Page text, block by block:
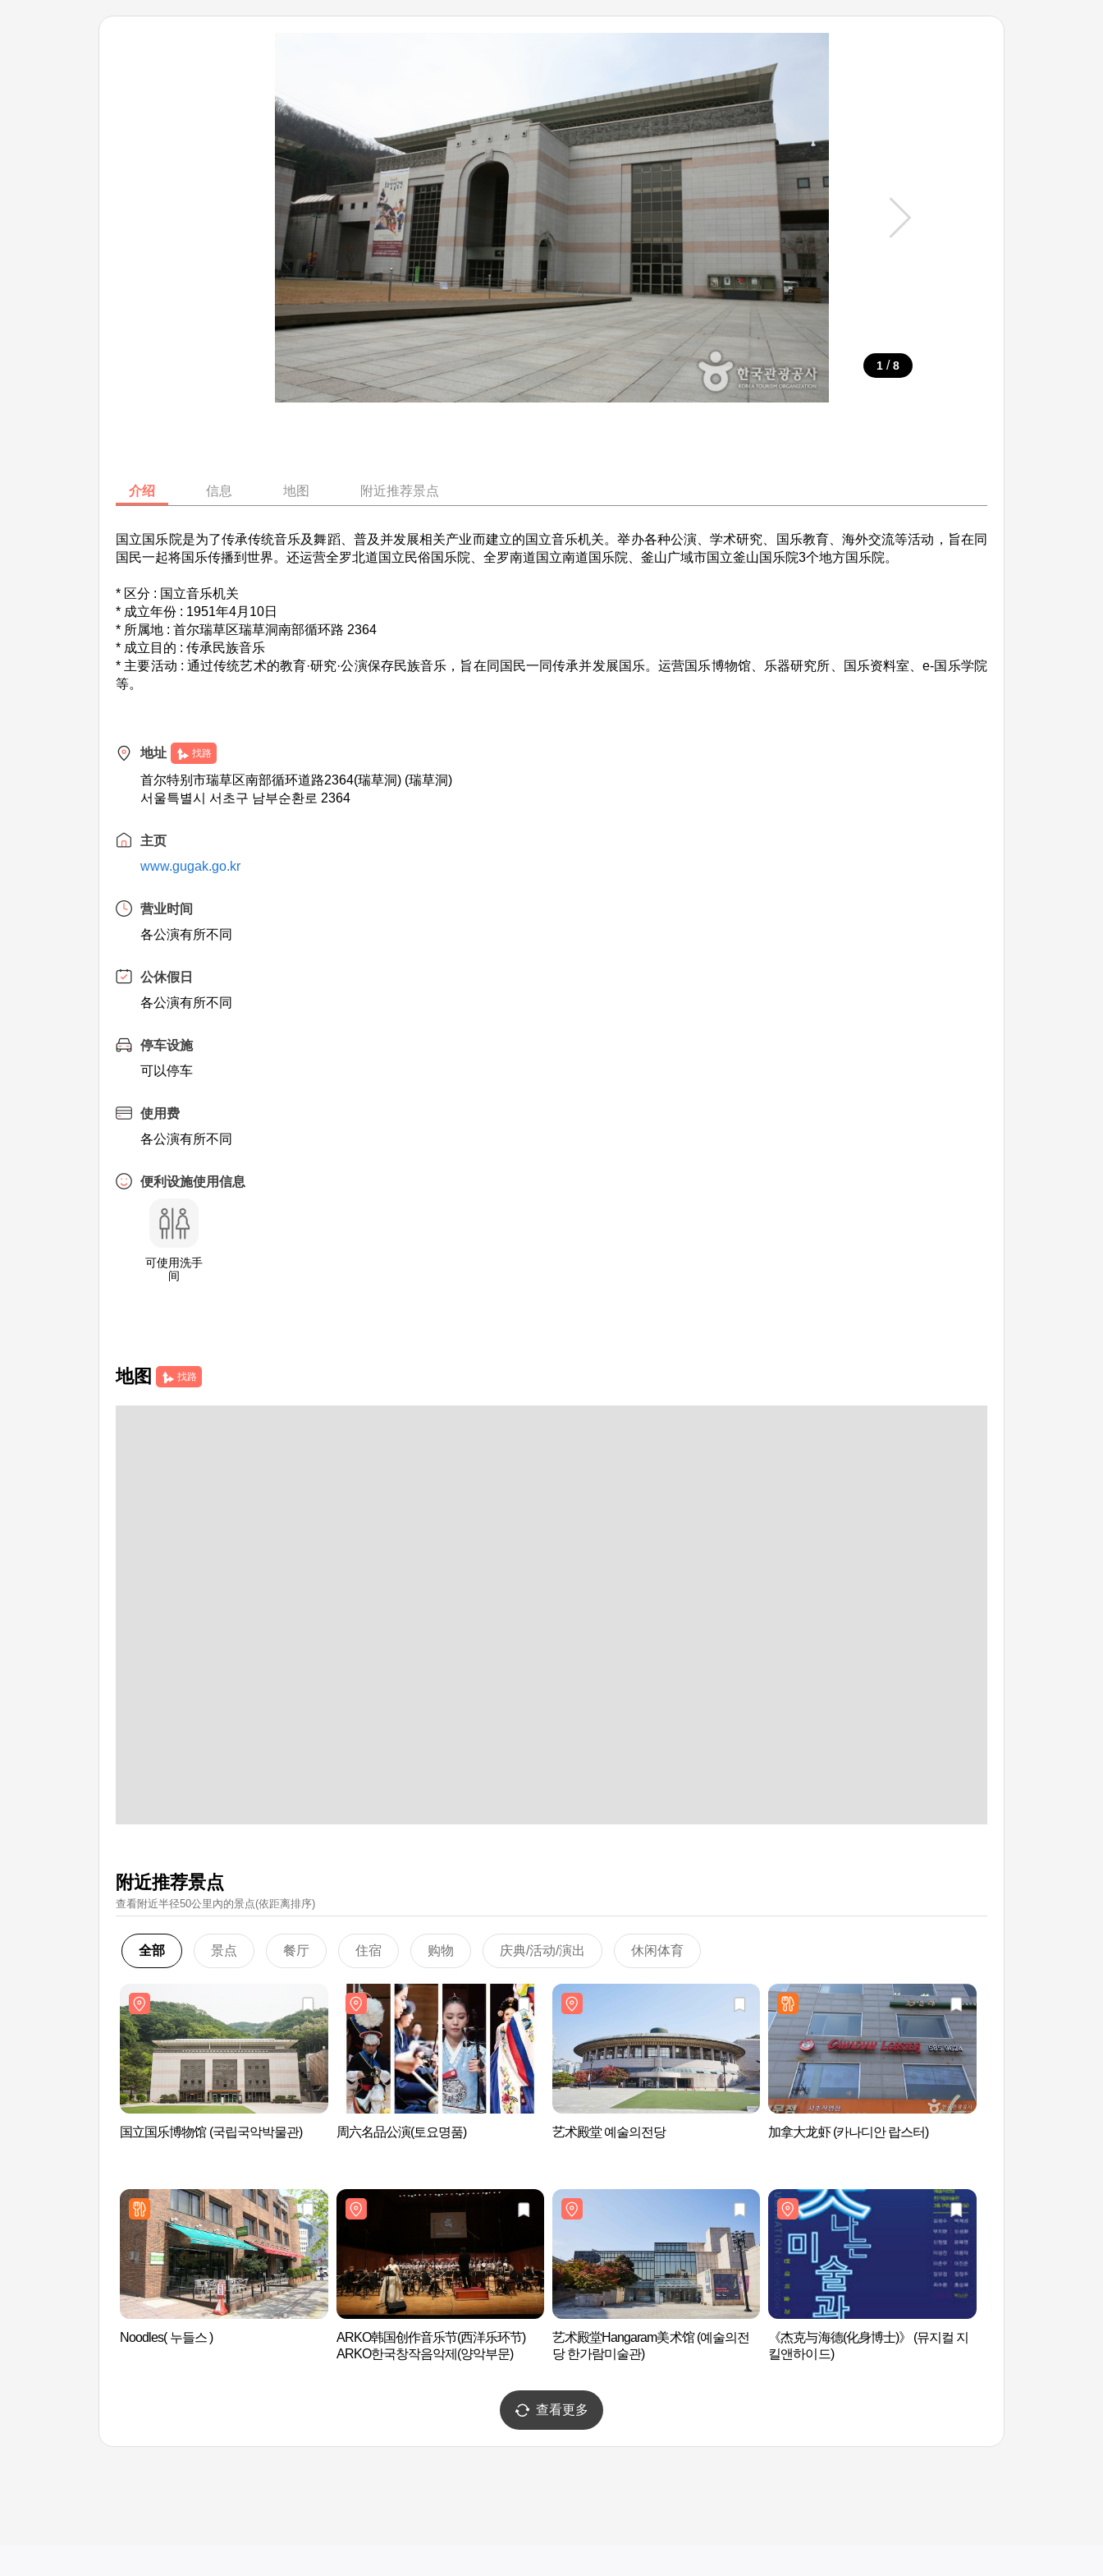
1 / 8
介绍 信息 地图 附近推荐景点
国立国乐院是为了传承传统音乐及舞蹈、普及并发展相关产业而建立的国立音乐机关。举办各种公演、学术研究、国乐教育、海外交流等活动，旨在同
国民一起将国乐传播到世界。还运营全罗北道国立民俗国乐院、全罗南道国立南道国乐院、釜山广域市国立釜山国乐院3个地方国乐院。
* 区分 : 国立音乐机关
* 成立年份 : 1951年4月10日
* 所属地 : 首尔瑞草区瑞草洞南部循环路 2364
* 成立目的 : 传承民族音乐
* 主要活动 : 通过传统艺术的教育·研究·公演保存民族音乐，旨在同国民一同传承并发展国乐。运营国乐博物馆、乐器研究所、国乐资料室、e-国乐学院
等。
地址 找路
首尔特别市瑞草区南部循环道路2364(瑞草洞) (瑞草洞)
서울특별시 서초구 남부순환로 2364
主页
www.gugak.go.kr
营业时间
各公演有所不同
公休假日
各公演有所不同
停车设施
可以停车
使用费
各公演有所不同
便利设施使用信息
可使用洗手
间
地图 找路
附近推荐景点
查看附近半径50公里內的景点(依距离排序)
全部 景点 餐厅 住宿 购物 庆典/活动/演出 休闲体育
国立国乐博物馆 (국립국악박물관) 周六名品公演(토요명품) 艺术殿堂 예술의전당 加拿大龙虾 (카나디안 랍스터)
Noodles( 누들스 )
ARKO韩国创作音乐节(西洋乐环节)
ARKO한국창작음악제(양악부문)
艺术殿堂Hangaram美术馆 (예술의전
당 한가람미술관)
《杰克与海德(化身博士)》 (뮤지컬 지
킬앤하이드)
查看更多